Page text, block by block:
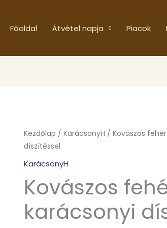
Főoldal Átvétel napja Piacok
Kezdőlap / KarácsonyH / Kovászos
díszítéssel
KarácsonyH
Kovászos
karácsonyi